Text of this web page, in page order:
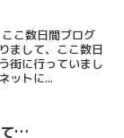
こ数日間ブログ
まして、ここ数日
街に行っていまし
ットに...
て…